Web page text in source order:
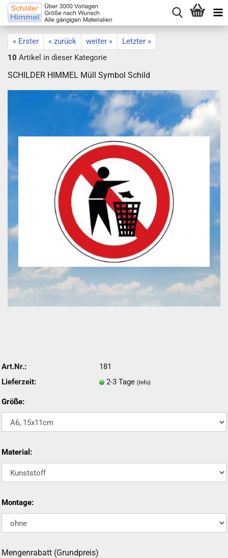
« Erster « zurück weiter »
Letzter »
10 Artikel in dieser Kategorie
SCHILDER HIMMEL Müll Symbol Schild
Art.Nr.:
181
Lieferzeit:
2-3 Tage (Info)
Größe:
Material:
Montage:
Mengenrabatt (Grundpreis)